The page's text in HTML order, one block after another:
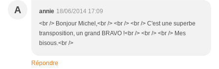
A annie 18/06/2014 17:09
<br /> Bonjour Michel,<br /> <br /> <br /> C'est une superbe
transposition, un grand BRAVO !<br /> <br /> <br /> Mes
bisous.<br />
Répondre